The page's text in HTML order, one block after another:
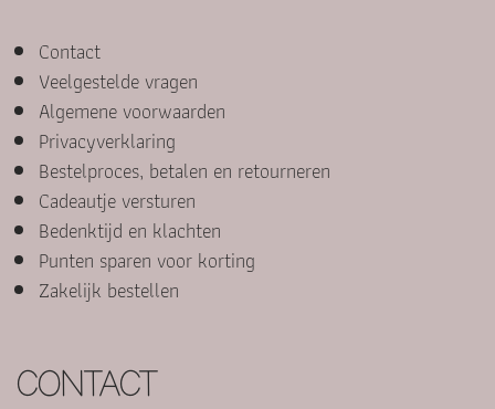
Contact
Veelgestelde vragen
Algemene voorwaarden
Privacyverklaring
Bestelproces, betalen en retourneren
Cadeautje versturen
Bedenktijd en klachten
Punten sparen voor korting
Zakelijk bestellen
CONTACT